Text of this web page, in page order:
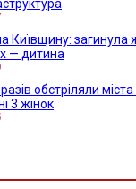
Київщину: загинула
— дитина
обстріляли
3 жінок